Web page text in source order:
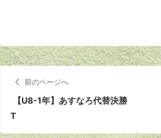
前のページへ
【U8-1年】あすなろ代替決勝
T